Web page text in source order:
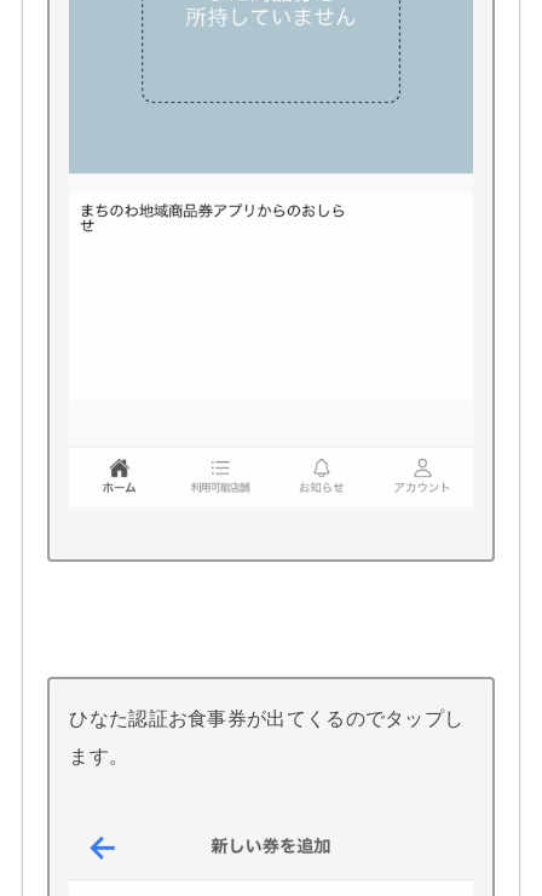
ひなた認証お食事券が出てくるのでタップし
ます。